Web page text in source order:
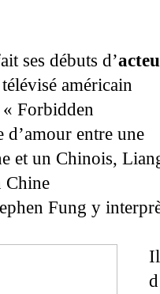
ses débuts d’
américain
Forbidden
entre une
et un Chinois,
Chine
Fung y